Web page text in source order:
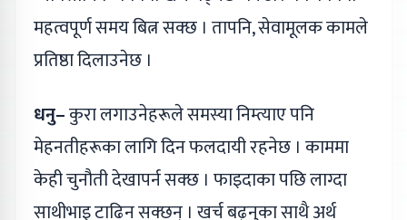
महत्वपूर्ण समय बित्न सक्छ । तापनि, सेवामूलक कामले
प्रतिष्ठा दिलाउनेछ ।
धनु–कुरा लगाउनेहरूले समस्या निम्त्याए पनि
मेहनतीहरूका लागि दिन फलदायी रहनेछ । काममा
केही चुनौती देखापर्न सक्छ । फाइदाका पछि लाग्दा
साथीभाइ टाढिन सक्छन् । खर्च बढ्नुका साथै अर्थ